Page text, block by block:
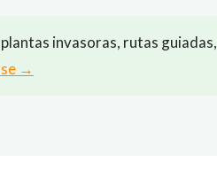
invasoras, rutas guiadas,
→